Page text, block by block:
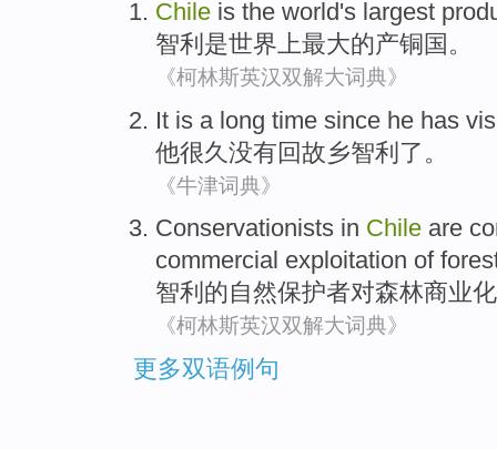
Chile is the world's largest
智利 是世界上最大的产铜国。
《柯林斯英汉双解大词典》
It is a long time since he has
他很久 没有回故乡智利 了。
《牛津词典》
Conservationists in Chile are
commercial exploitation of
智利 的 自然保护者对森林商业化
《柯林斯英汉双解大词典》
更多双语例句